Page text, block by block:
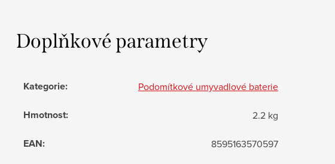
Doplňkové parametry
Kategorie: Podomítkové umyvadlové baterie
Hmotnost: 2.2 kg
EAN: 8595163570597